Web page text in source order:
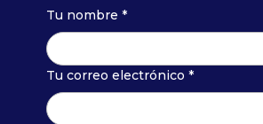
Tu nombre *
Tu correo electrónico *